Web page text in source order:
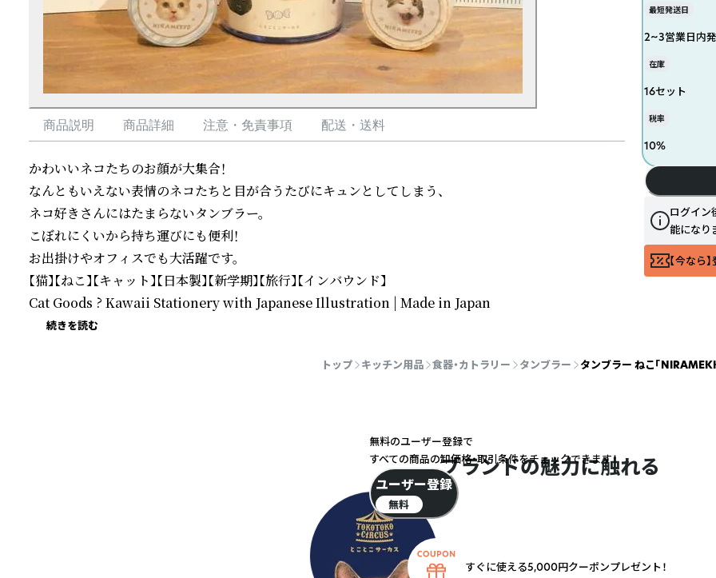
商品説明 商品詳細 注意・免責事項 配送・送料
かわいいネコたちのお顔が大集合！
なんともいえない表情のネコたちと目が合うたびにキュンとしてしまう、
ネコ好きさんにはたまらないタンブラー。
こぼれにくいから持ち運びにも便利！
お出掛けやオフィスでも大活躍です。
【猫】【ねこ】【キャット】【日本製】【新学期】【旅行】【インバウンド】
Cat Goods ? Kawaii Stationery with Japanese Illustration | Made in Japan
続きを読む
最短発送日
2~3営業日内
在庫
16セット
税率
10%
ログイン
能になり
【今なら
トップ キッチン用品 食器・カトラリー タンブラー タンブラー ねこ「
ブランドの魅力に触れる
無料のユーザー登録で
すべての商品の卸価格・取引条件をチェックできます！
ユーザー登録
無料
すぐに使える5,000円クーポンプレゼント！